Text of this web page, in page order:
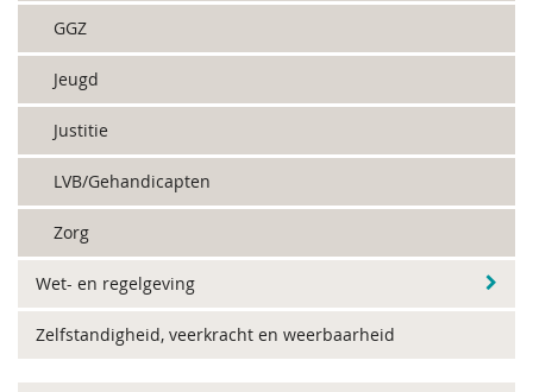
GGZ
Jeugd
Justitie
LVB/Gehandicapten
Zorg
Wet- en regelgeving
Zelfstandigheid, veerkracht en weerbaarheid